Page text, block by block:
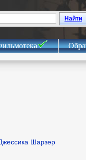
Найти
Шарзер